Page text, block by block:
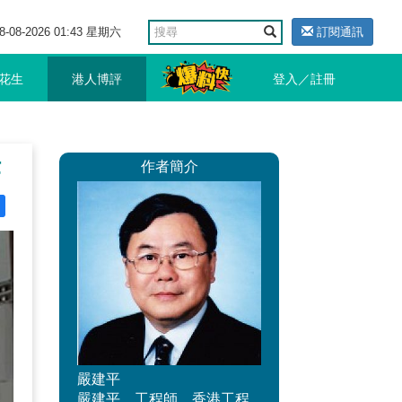
08-2026 01:43 星期六 訂閱通訊
生 港人博評 登入／註冊
作者簡介
嚴建平
嚴建平，工程師，香港工程